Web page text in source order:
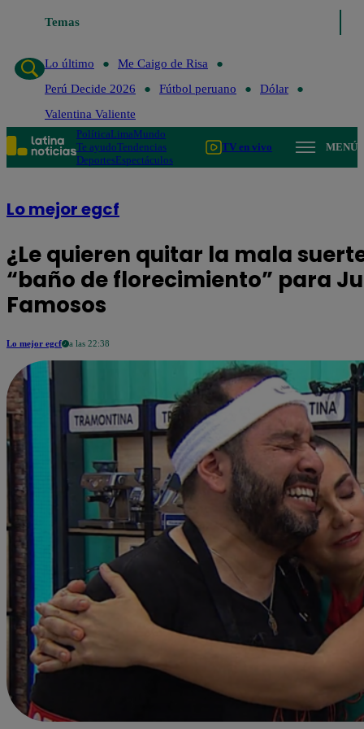
Temas
Lo último
Me Caigo de Risa
Perú Decide 2026
Fútbol peruano
Dólar
Valentina Valiente
PolíticaLimaMundo
Te ayudoTendencias
DeportesEspectáculos
TV en vivo MENÚ
Lo mejor egcf
¿Le quieren quitar la mala
“baño de florecimiento” para
Famosos
Lo mejor egcf a las 22:38